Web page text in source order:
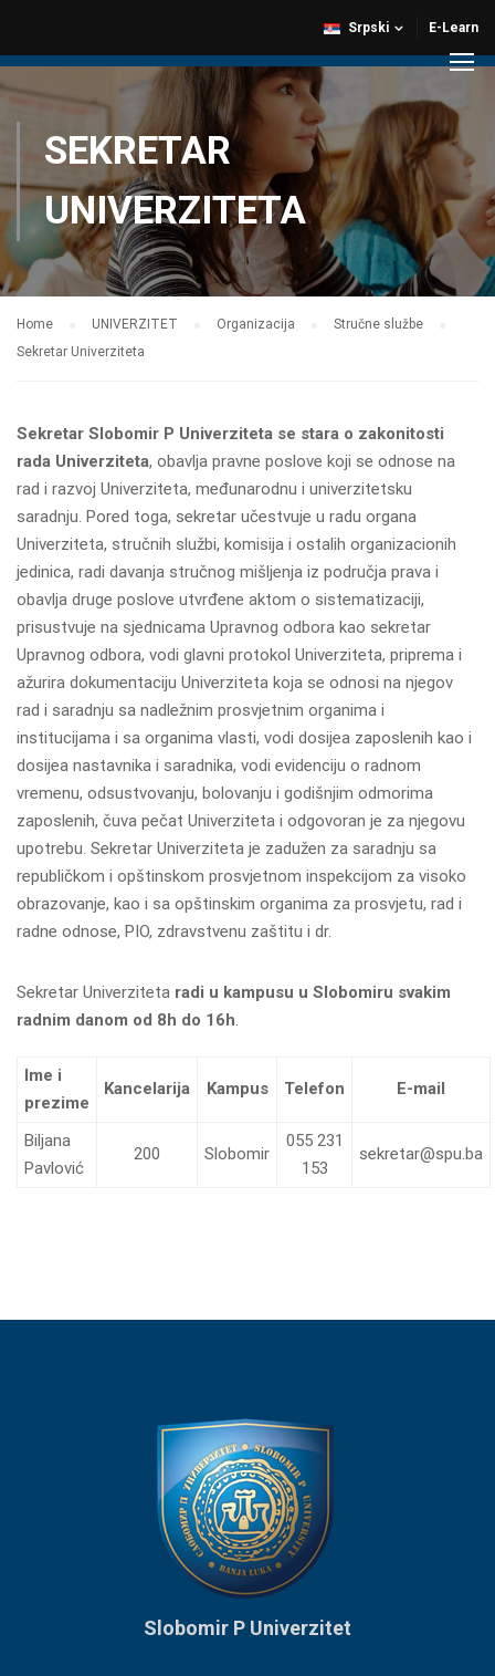
E-Learn
Srpski
SEKRETAR
UNIVERZITETA
Home UNIVERZITET Organizacija
Stručne službe
Sekretar Univerziteta
Sekretar Slobomir P Univerziteta se stara o zakonitosti
rada Univerziteta, obavlja pravne poslove koji se odnose na
rad i razvoj Univerziteta, međunarodnu i univerzitetsku
saradnju. Pored toga, sekretar učestvuje u radu organa
Univerziteta, stručnih službi, komisija i ostalih organizacionih
jedinica, radi davanja stručnog mišljenja iz područja prava i
obavlja druge poslove utvrđene aktom o sistematizaciji,
prisustvuje na sjednicama Upravnog odbora kao sekretar
Upravnog odbora, vodi glavni protokol Univerziteta, priprema i
ažurira dokumentaciju Univerziteta koja se odnosi na njegov
rad i saradnju sa nadležnim prosvjetnim organima i
institucijama i sa organima vlasti, vodi dosijea zaposlenih kao i
dosijea nastavnika i saradnika, vodi evidenciju o radnom
vremenu, odsustvovanju, bolovanju i godišnjim odmorima
zaposlenih, čuva pečat Univerziteta i odgovoran je za njegovu
upotrebu. Sekretar Univerziteta je zadužen za saradnju sa
republičkom i opštinskom prosvjetnom inspekcijom za visoko
obrazovanje, kao i sa opštinskim organima za prosvjetu, rad i
radne odnose, PIO, zdravstvenu zaštitu i dr.
Sekretar Univerziteta radi u kampusu u Slobomiru svakim
radnim danom od 8h do 16h.
Ime i
prezime
Kancelarija Kampus Telefon E-mail
Biljana
Pavlović
200 Slobomir
055 231
153
sekretar@spu.ba
Slobomir P Univerzitet